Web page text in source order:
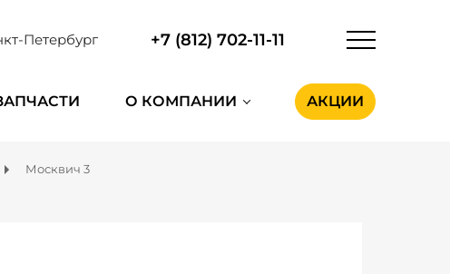
Петербург +7 (812) 702-11-11
О КОМПАНИИ АКЦИИ
Москвич 3